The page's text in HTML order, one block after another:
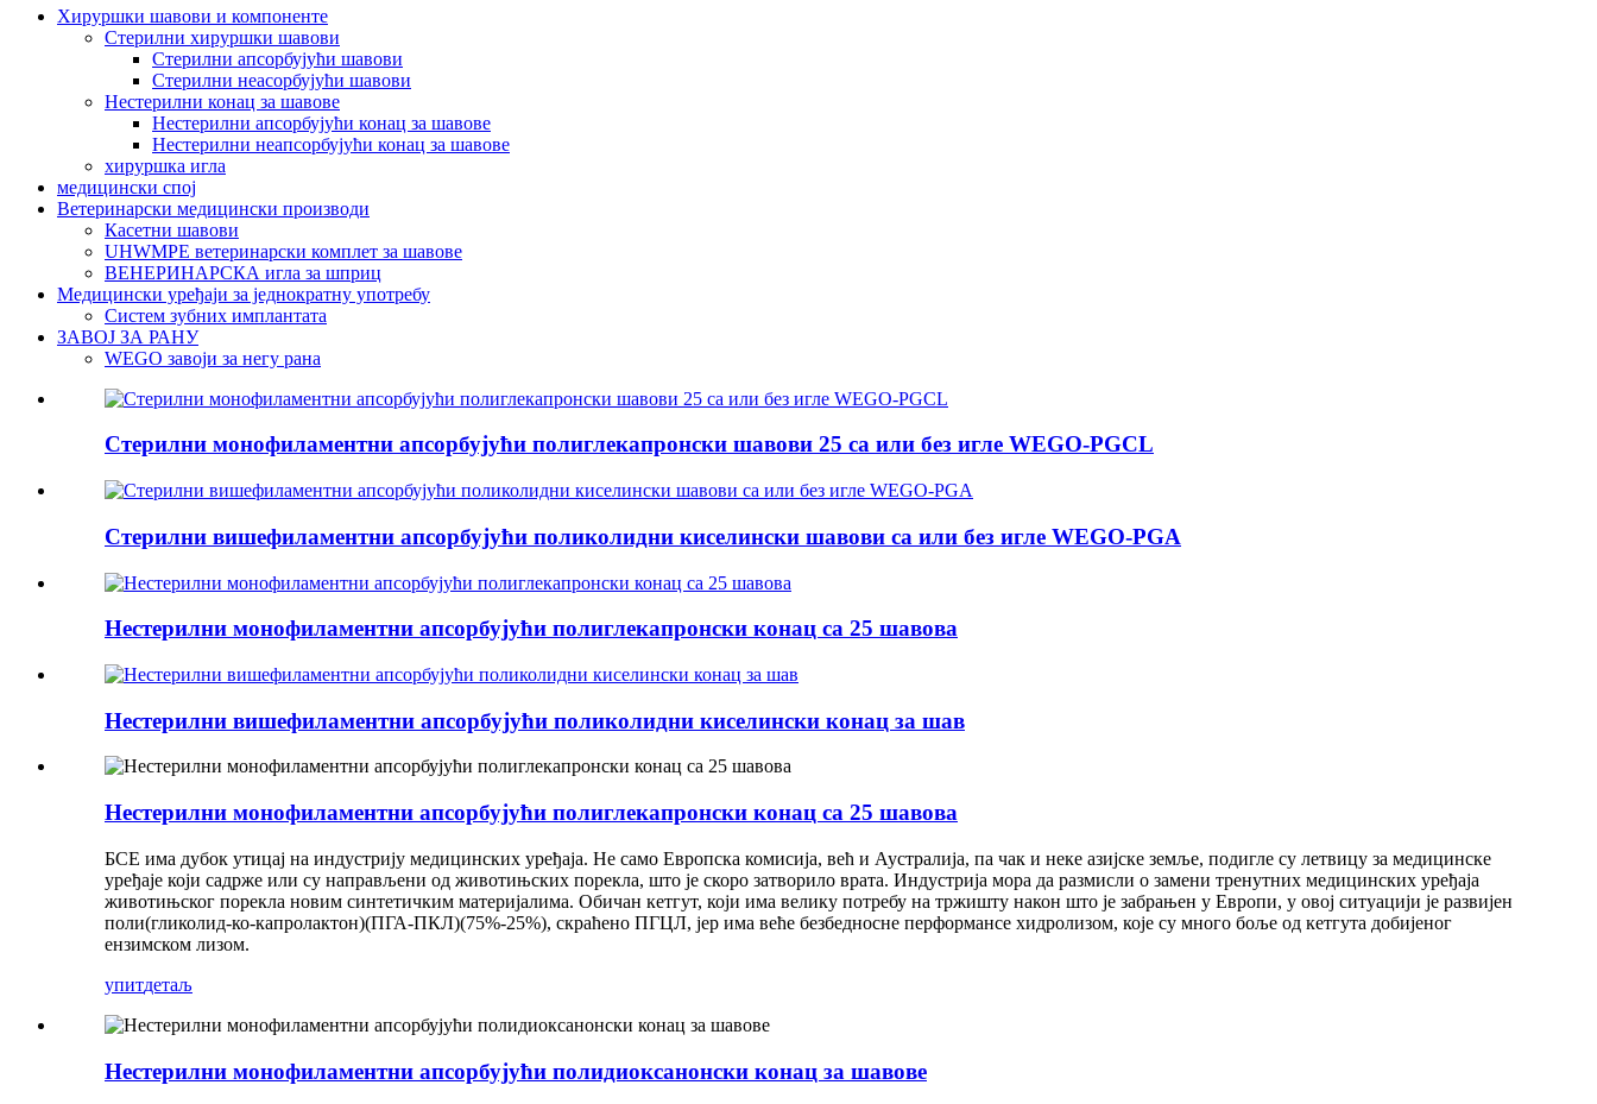
Хируршки шавови и компоненте
Стерилни хируршки шавови
Стерилни апсорбујући шавови
Стерилни неасорбујући шавови
Нестерилни конац за шавове
Нестерилни апсорбујући конац за шавове
Нестерилни неапсорбујући конац за шавове
хируршка игла
медицински спој
Ветеринарски медицински производи
Касетни шавови
UHWMPE ветеринарски комплет за шавове
ВЕНЕРИНАРСКА игла за шприц
Медицински уређаји за једнократну употребу
Систем зубних имплантата
ЗАВОЈ ЗА РАНУ
WEGO завоји за негу рана
Стерилни монофиламентни апсорбујући полиглекапронски шавови 25 са или без игле WEGO-PGCL
Стерилни вишефиламентни апсорбујући поликолидни киселински шавови са или без игле WEGO-PGA
Нестерилни монофиламентни апсорбујући полиглекапронски конац са 25 шавова
Нестерилни вишефиламентни апсорбујући поликолидни киселински конац за шав
Нестерилни монофиламентни апсорбујући полиглекапронски конац са 25 шавова
БСЕ има дубок утицај на индустрију медицинских уређаја. Не само Европска комисија, већ и Аустралија, па чак и неке азијске земље, подигле су летвицу за медицинске
уређаје који садрже или су направљени од животињских порекла, што је скоро затворило врата. Индустрија мора да размисли о замени тренутних медицинских уређаја
животињског порекла новим синтетичким материјалима. Обичан кетгут, који има велику потребу на тржишту након што је забрањен у Европи, у овој ситуацији је развијен
поли(гликолид-ко-капролактон)(ПГА-ПКЛ)(75%-25%), скраћено ПГЦЛ, јер има веће безбедносне перформансе хидролизом, које су много боље од кетгута добијеног
ензимском лизом.
упитдетаљ
Нестерилни монофиламентни апсорбујући полидиоксанонски конац за шавове